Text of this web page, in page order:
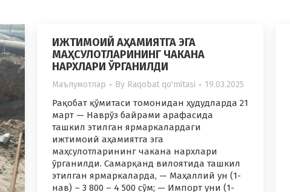
ИЖТИМОИЙ АҲАМИЯТГА ЭГА
МАҲСУЛОТЛАРИНИНГ ЧАКАНА
НАРХЛАРИ ЎРГАНИЛДИ
Маълумотлар By Raqobat qo'mitasi 19.03.2025
Рақобат қўмитаси томонидан ҳудудларда 21
март — Наврўз байрами арафасида
ташкил этилган ярмаркалардаги
ижтимоий аҳамиятга эга
маҳсулотларининг чакана нархлари
ўрганилди. Самарқанд вилоятида ташкил
этилган ярмаркаларда, — Маҳаллий ун (1-
нав) – 3 800 – 4 500 сўм; — Импорт уни (1-